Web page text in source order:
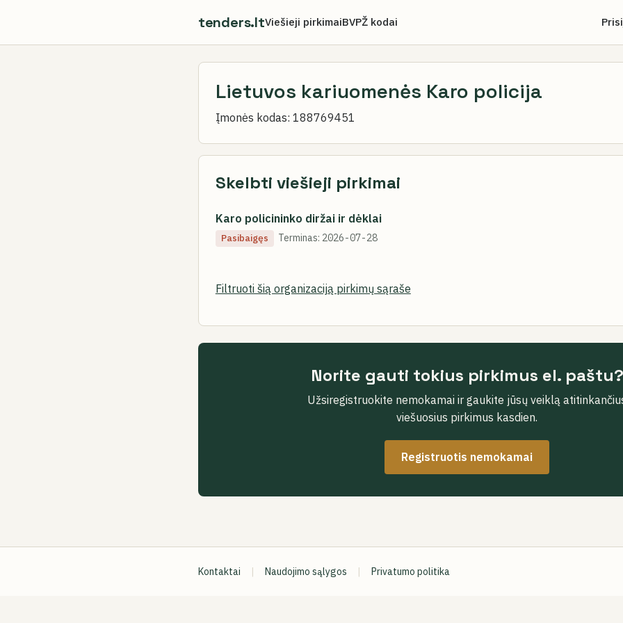
tenders.ltViešieji pirkimaiBVPŽ kodai
Lietuvos kariuomenės Karo policija
Įmonės kodas: 188769451
Skelbti viešieji pirkimai
Karo policininko diržai ir dėklai
Pasibaigęs Terminas: 2026-07-28
Filtruoti šią organizaciją pirkimų sąraše
Norite gauti tokius pirkimus el. paštu?
Užsiregistruokite nemokamai ir gaukite jūsų veiklą
viešuosius pirkimus kasdien.
Registruotis nemokamai
Kontaktai | Naudojimo sąlygos | Privatumo politika